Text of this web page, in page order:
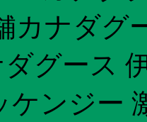
カナダグ
ダグース
ケンジー